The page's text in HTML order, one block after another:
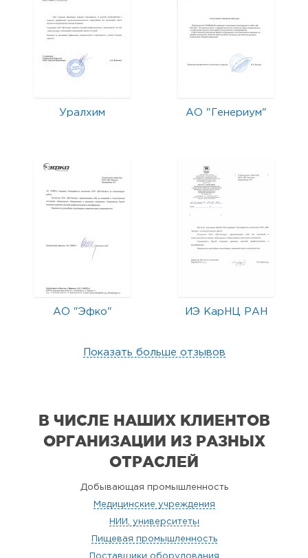
Уралхим АО "Генериум"
АО "Эфко" ИЭ КарНЦ РАН
Показать больше отзывов
В ЧИСЛЕ НАШИХ КЛИЕНТОВ
ОРГАНИЗАЦИИ ИЗ РАЗНЫХ
ОТРАСЛЕЙ
Добывающая промышленность
Медицинские учреждения
НИИ, университеты
Пищевая промышленность
Поставщики оборудования